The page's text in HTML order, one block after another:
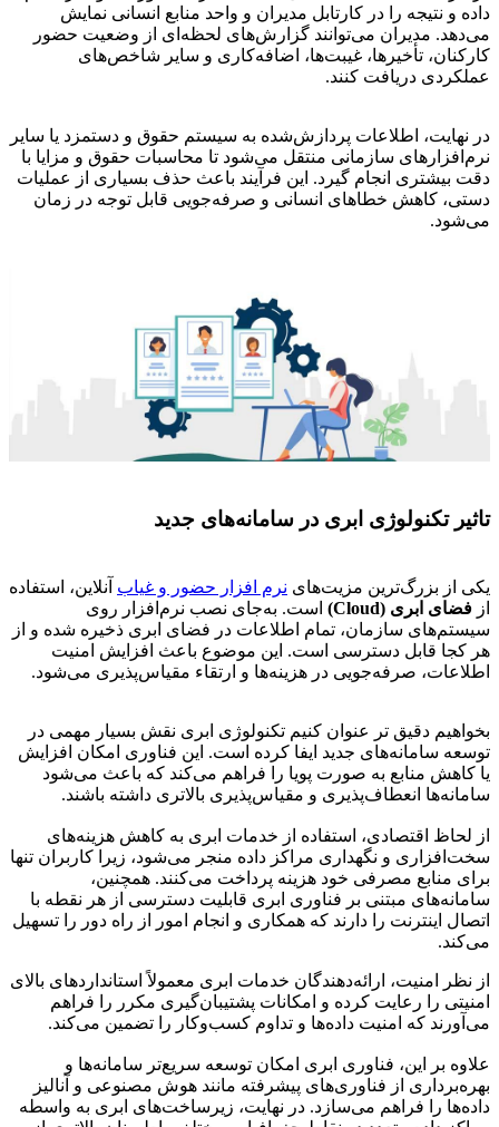
داده و نتیجه را در کارتابل مدیران و واحد منابع انسانی نمایش
می‌دهد. مدیران می‌توانند گزارش‌های لحظه‌ای از وضعیت حضور
کارکنان، تأخیرها، غیبت‌ها، اضافه‌کاری و سایر شاخص‌های
عملکردی دریافت کنند.
در نهایت، اطلاعات پردازش‌شده به سیستم حقوق و دستمزد یا سایر
نرم‌افزارهای سازمانی منتقل می‌شود تا محاسبات حقوق و مزایا با
دقت بیشتری انجام گیرد. این فرآیند باعث حذف بسیاری از عملیات
دستی، کاهش خطاهای انسانی و صرفه‌جویی قابل توجه در زمان
می‌شود.
تاثیر تکنولوژی ابری در سامانه‌های جدید
یکی از بزرگ‌ترین مزیت‌های نرم افزار حضور و غیاب آنلاین، استفاده
از فضای ابری (Cloud)
است. به‌جای نصب نرم‌افزار روی
سیستم‌های سازمان، تمام اطلاعات در فضای ابری ذخیره شده و از
هر کجا قابل دسترسی است. این موضوع باعث افزایش امنیت
اطلاعات، صرفه‌جویی در هزینه‌ها و ارتقاء مقیاس‌پذیری می‌شود.
بخواهیم دقیق تر عنوان کنیم تکنولوژی ابری نقش بسیار مهمی در
توسعه سامانه‌های جدید ایفا کرده است. این فناوری امکان افزایش
یا کاهش منابع به صورت پویا را فراهم می‌کند که باعث می‌شود
سامانه‌ها انعطاف‌پذیری و مقیاس‌پذیری بالاتری داشته باشند.
از لحاظ اقتصادی، استفاده از خدمات ابری به کاهش هزینه‌های
سخت‌افزاری و نگهداری مراکز داده منجر می‌شود، زیرا کاربران تنها
برای منابع مصرفی خود هزینه پرداخت می‌کنند. همچنین،
سامانه‌های مبتنی بر فناوری ابری قابلیت دسترسی از هر نقطه با
اتصال اینترنت را دارند که همکاری و انجام امور از راه دور را تسهیل
می‌کند.
از نظر امنیت، ارائه‌دهندگان خدمات ابری معمولاً استانداردهای بالای
امنیتی را رعایت کرده و امکانات پشتیبان‌گیری مکرر را فراهم
می‌آورند که امنیت داده‌ها و تداوم کسب‌وکار را تضمین می‌کند.
علاوه بر این، فناوری ابری امکان توسعه سریع‌تر سامانه‌ها و
بهره‌برداری از فناوری‌های پیشرفته مانند هوش مصنوعی و آنالیز
داده‌ها را فراهم می‌سازد. در نهایت، زیرساخت‌های ابری به واسطه